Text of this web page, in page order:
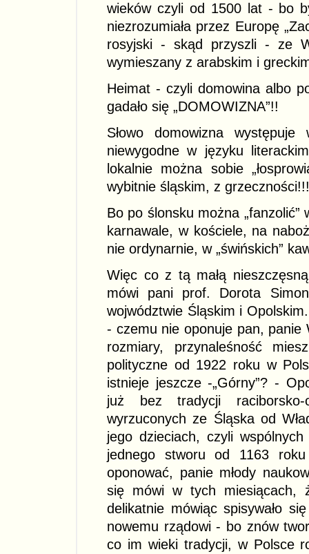
wieków czyli od 1500 lat - bo
niezrozumiała przez Europę
rosyjski - skąd przyszli - ze
wymieszany z arabskim i
Heimat - czyli domowina albo
gadało się „DOMOWIZNA”!!
Słowo domowizna
niewygodne w języku
lokalnie można sobie
wybitnie śląskim, z
Bo po ślonsku można
karnawale, w kościele, na
nie ordynarnie, w „świńskich”
Więc co z tą małą
mówi pani prof. Dorota
wojwództwie Śląskim i
- czemu nie oponuje pan,
rozmiary, przynaleśność
polityczne od 1922 roku w
istnieje jeszcze -„Górny”? -
już bez tradycji
wyrzuconych ze Śląska od
jego dzieciach, czyli
jednego stworu od 1163
oponować, panie młody
się mówi w tych miesiącach,
delikatnie mówiąc spisywało
nowemu rządowi - bo znów
co im wieki tradycji, w Polsce